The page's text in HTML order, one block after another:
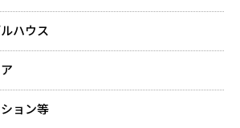
ハウス
ョン等